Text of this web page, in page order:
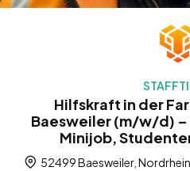
Hilfskraft in der
Baesweiler (m/w/d)
Minijob,
52499 Baesweiler,